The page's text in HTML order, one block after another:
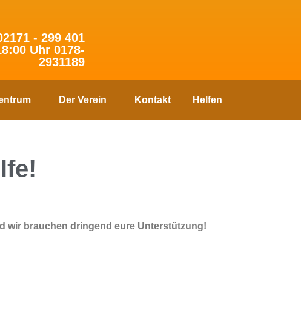
- 299 401
Uhr 0178-
2931189
Der Verein Kontakt Helfen
wir brauchen dringend eure Unterstützung!